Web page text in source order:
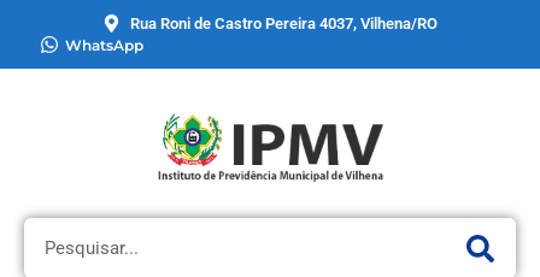
WhatsApp
Rua Roni de Castro Pereira 4037, Vilhena/RO